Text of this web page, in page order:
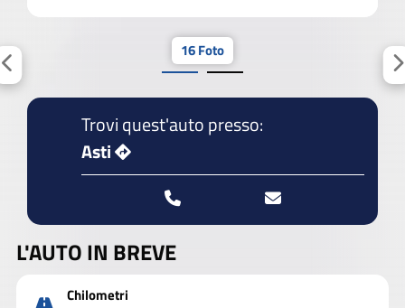
16 Foto
Trovi quest'auto presso:
Asti
L'AUTO IN BREVE
Chilometri